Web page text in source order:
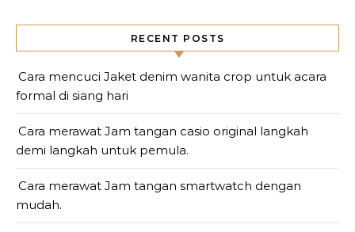
RECENT POSTS
Cara mencuci Jaket denim wanita crop untuk acara
formal di siang hari
Cara merawat Jam tangan casio original langkah
demi langkah untuk pemula.
Cara merawat Jam tangan smartwatch dengan
mudah.